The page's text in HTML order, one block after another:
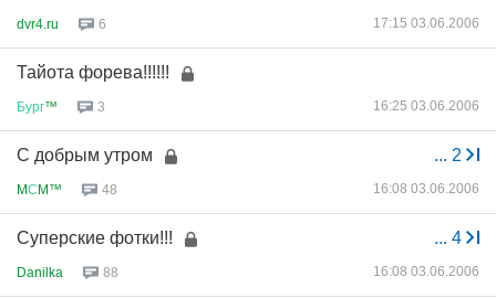
dvr4.ru 6 17:15 03.06.2006
Тайота форева!!!!!!
Бург™ 3 16:25 03.06.2006
... 2
С добрым утром
MСM™ 48 16:08 03.06.2006
... 4
Суперские фотки!!!
Danilka 88 16:08 03.06.2006